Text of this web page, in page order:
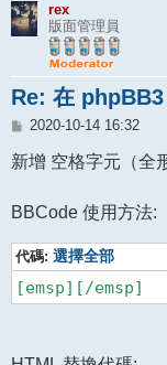
rex
版面管理員
Re: 在
文
2020-10-14 16:32
新增 空格字元（全
BBCode 使用方法:
代碼: 選擇全部
[emsp][/emsp]